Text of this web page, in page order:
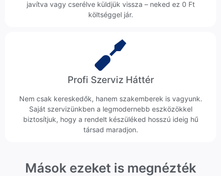
javítva vagy cserélve küldjük vissza – neked ez 0 Ft
költséggel jár.
Profi Szerviz Háttér
Nem csak kereskedők, hanem szakemberek is vagyunk.
Saját szervizünkben a legmodernebb eszközökkel
biztosítjuk, hogy a rendelt készüléked hosszú ideig hű
társad maradjon.
Mások ezeket is megnézték